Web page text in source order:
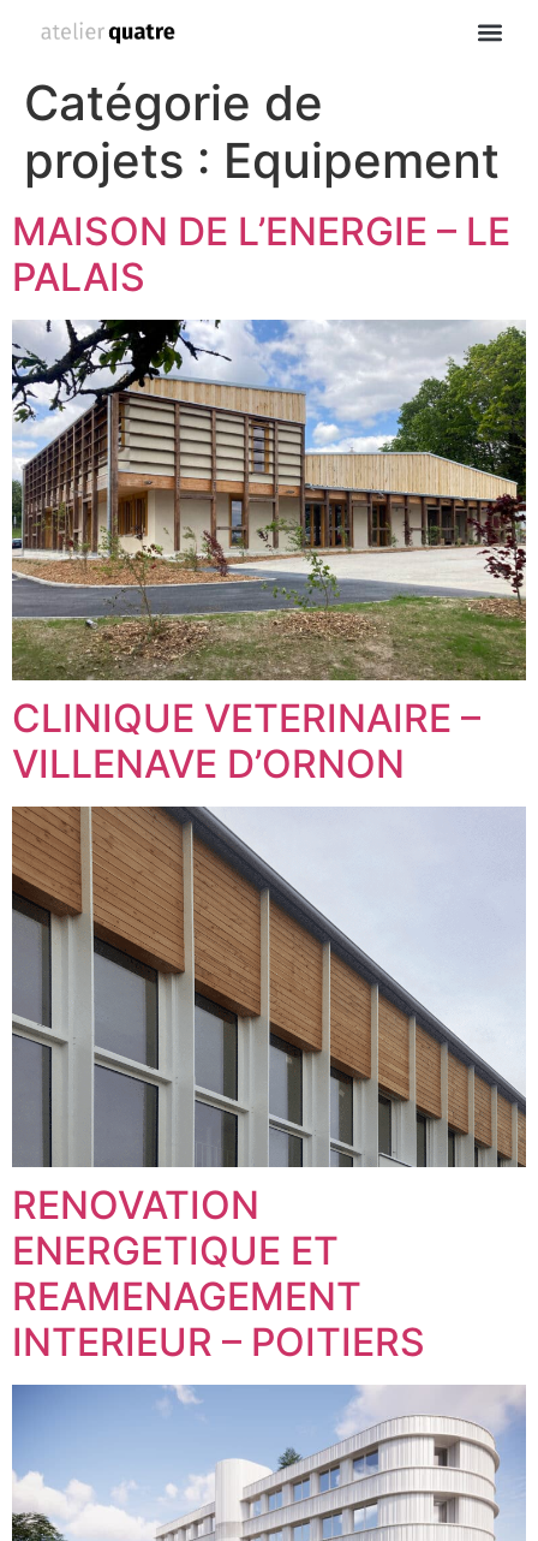
Catégorie de
projets : Equipement
MAISON DE L’ENERGIE – LE
PALAIS
CLINIQUE VETERINAIRE –
VILLENAVE D’ORNON
RENOVATION
ENERGETIQUE ET
REAMENAGEMENT
INTERIEUR – POITIERS